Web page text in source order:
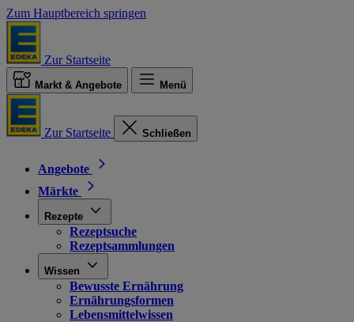
Zum Hauptbereich springen
Zur Startseite
Markt & Angebote Menü
Zur Startseite Schließen
Angebote
Märkte
Rezepte
Rezeptsuche
Rezeptsammlungen
Wissen
Bewusste Ernährung
Ernährungsformen
Lebensmittelwissen